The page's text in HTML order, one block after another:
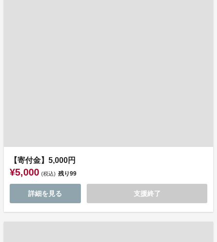
【寄付金】5,000円
¥5,000 (税込) 残り99
詳細を見る 支援終了